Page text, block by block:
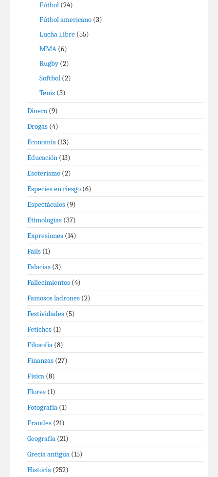
Fútbol (24)
Fútbol americano (3)
Lucha Libre (55)
MMA (6)
Rugby(2)
Softbol (2)
Tenis (3)
Dinero (9)
Drogas (4)
Economía (13)
Educación (13)
Esoterismo (2)
Especies en riesgo (6)
Espectáculos (9)
Etimologías (37)
Expresiones (14)
Fails (1)
Falacias (3)
Fallecimientos (4)
Famosos ladrones (2)
Festividades (5)
Fetiches (1)
Filosofía (8)
Finanzas (27)
Física (8)
Flores (1)
Fotografía (1)
Fraudes (21)
Geografía (21)
Grecia antigua (15)
Historia (252)